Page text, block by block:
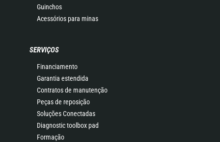
Guinchos
Acessórios para minas
SERVIÇOS
Financiamento
Garantia estendida
Contratos de manutenção
Peças de reposição
Soluções Conectadas
Diagnostic toolbox pad
Formação